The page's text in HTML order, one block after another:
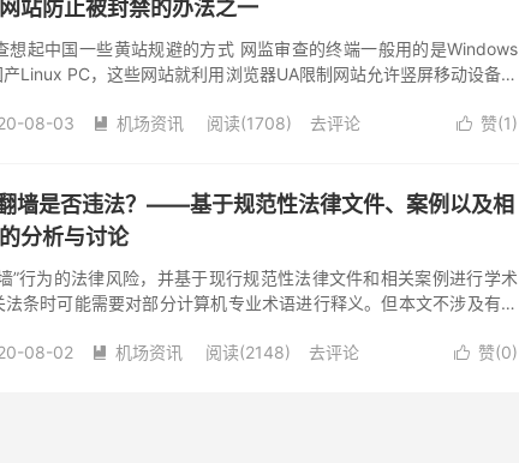
站防止被封禁的办法之一
想起中国一些黄站规避的方式 网监审查的终端一般用的是Windows
Linux PC，这些网站就利用浏览器UA限制网站允许竖屏移动设备进
 赞(1)
08-03  机场资讯 阅读(1708) 去评论
墙是否违法？——基于规范性法律文件、案例以及相
分析与讨论
”行为的法律风险，并基于现行规范性法律文件和相关案例进行学术
条时可能需要对部分计算机专业术语进行释义。但本文不涉及有关
 赞(0)
08-02  机场资讯 阅读(2148) 去评论